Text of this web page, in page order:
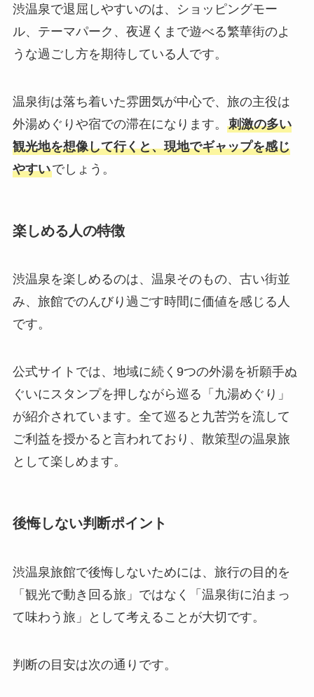
渋温泉で退屈しやすいのは、ショッピングモー
ル、テーマパーク、夜遅くまで遊べる繁華街のよ
うな過ごし方を期待している人です。
温泉街は落ち着いた雰囲気が中心で、旅の主役は
外湯めぐりや宿での滞在になります。 刺激の多い
観光地を想像して行くと、現地でギャップを感じ
やすいでしょう。
楽しめる人の特徴
渋温泉を楽しめるのは、温泉そのもの、古い街並
み、旅館でのんびり過ごす時間に価値を感じる人
です。
公式サイトでは、地域に続く9つの外湯を祈願手ぬ
ぐいにスタンプを押しながら巡る「九湯めぐり」
が紹介されています。全て巡ると九苦労を流して
ご利益を授かると言われており、散策型の温泉旅
として楽しめます。
後悔しない判断ポイント
渋温泉旅館で後悔しないためには、旅行の目的を
「観光で動き回る旅」ではなく「温泉街に泊まっ
て味わう旅」として考えることが大切です。
判断の目安は次の通りです。